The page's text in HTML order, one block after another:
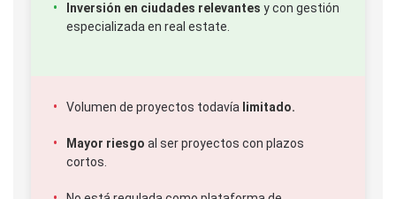
Inversión en ciudades relevantes y con gestión
especializada en real estate.
Volumen de proyectos todavía limitado.
Mayor riesgo al ser proyectos con plazos
cortos.